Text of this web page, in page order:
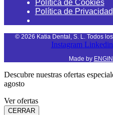
Política de Cookies
Política de Privacidad
© 2026 Katia Dental, S. L. Todos
Instagram Linkedin
Made by
Descubre nuestras ofertas
agosto
Ver ofertas
CERRAR